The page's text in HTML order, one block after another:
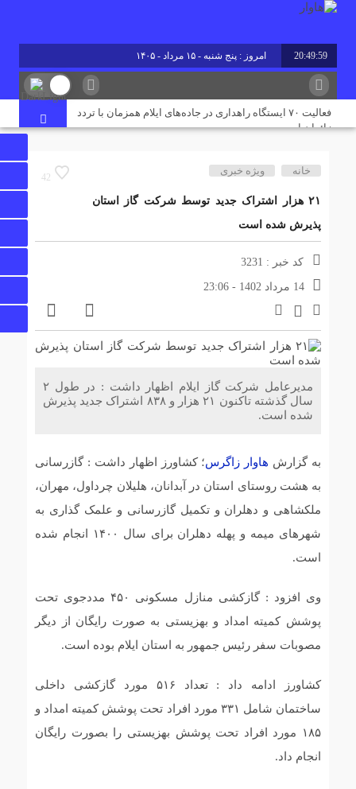
20:50:00 امروز : پنج شنبه - ۱۵ مرداد - ۱۴۰۵
فعالیت ۷۰ ایستگاه راهداری در جاده‌های ایلام همزمان با تردد
زائران اربعین
پروژه آبرسانی به پایانه مرزی چیلات دهلران با حضور قائم‌مقام
۱۴۰۵/ جزئیات حوزه‌های برگزاری اعلام شد
پایدار بهره‌مند شدند
ایمن‌سازی محورهای منتهی به مرز مهران با اجرای عملیات
مرگ دومین مادر ایلامی در یک ماه آیا نظام سلامت هزینه
مراسم وداع با رهبر شهید
42
خانه ویژه خبری
۲۱ هزار اشتراک جدید توسط شرکت گاز استان
پذیرش شده است
کد خبر : 3231
14 مرداد 1402 - 23:06
مدیرعامل شرکت گاز ایلام اظهار داشت : در طول ۲
سال گذشته تاکنون ۲۱ هزار و ۸۳۸ اشتراک جدید پذیرش
شده است.
به گزارش هاوار زاگرس؛ کشاورز اظهار داشت : گازرسانی
به هشت روستای استان در آبدانان، هلیلان چرداول، مهران،
ملکشاهی و دهلران و تکمیل گازرسانی و علمک گذاری به
شهرهای میمه و پهله دهلران برای سال ۱۴۰۰ انجام شده
است.
وی افزود : گازکشی منازل مسکونی ۴۵۰ مددجوی تحت
پوشش کمیته امداد و بهزیستی به صورت رایگان از دیگر
مصوبات سفر رئیس جمهور به استان ایلام بوده است.
کشاورز ادامه داد : تعداد ۵۱۶ مورد گازکشی داخلی
ساختمان شامل ۳۳۱ مورد افراد تحت پوشش کمیته امداد و
۱۸۵ مورد افراد تحت پوشش بهزیستی را بصورت رایگان
انجام داد.